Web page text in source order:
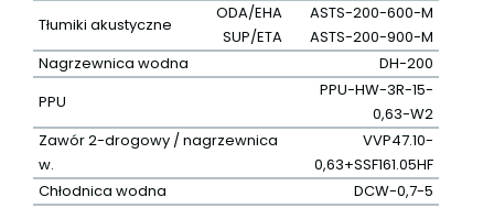
Tłumiki akustyczne
ODA/EHA
SUP/ETA
ASTS-200-600-M
ASTS-200-900-M
Nagrzewnica wodna
DH-200
PPU
PPU-HW-3R-15-
0,63-W2
Zawór 2-drogowy / nagrzewnica
w.
VVP47.10-
0,63+SSF161.05HF
Chłodnica wodna
DCW-0,7-5